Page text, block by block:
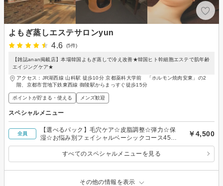
よもぎ蒸しエステサロンyun
4.6
(5件)
【雑誌anan掲載店】本場韓国よもぎ蒸しで冷え改善★韓国ヒト幹細胞エステで肌年齢
エイジングケア★
アクセス：JR湖西線 山科駅 徒歩10分 京都薬科大学前 「ホルモン焼肉安東」の2
階、京都市営地下鉄東西線 御陵駅からまっすぐ徒歩15分
ポイントが貯まる・使える メンズ歓迎
スペシャルメニュー
全員
【選べるパック】毛穴ケア☆皮脂調整☆弾力☆保
湿☆お悩み別フェイシャルベーシックコース4500
円
￥4,500
すべてのスペシャルメニューを見る
その他の情報を表示